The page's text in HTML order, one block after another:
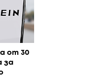
от 30
за